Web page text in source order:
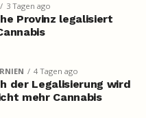
3 Tagen ago
Provinz legalisiert
4 Tagen ago
der Legalisierung wird
mehr Cannabis